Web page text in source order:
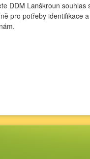
DDM Lanškroun
pro potřeby identifikace